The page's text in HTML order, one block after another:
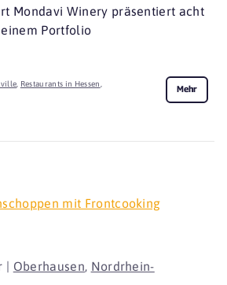
Mondavi Winery präsentiert acht
Portfolio
, Restaurants in Hessen,
Mehr
| Oberhausen, Nordrhein-